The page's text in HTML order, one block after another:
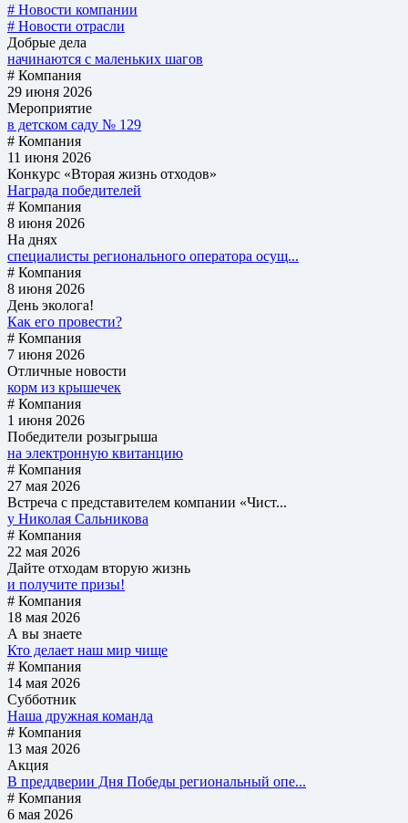
# Новости компании
# Новости отрасли
Добрые дела
начинаются с маленьких шагов
# Компания
29 июня 2026
Мероприятие
в детском саду № 129
# Компания
11 июня 2026
Конкурс «Вторая жизнь отходов»
Награда победителей
# Компания
8 июня 2026
На днях
специалисты регионального оператора осущ...
# Компания
8 июня 2026
День эколога!
Как его провести?
# Компания
7 июня 2026
Отличные новости
корм из крышечек
# Компания
1 июня 2026
Победители розыгрыша
на электронную квитанцию
# Компания
27 мая 2026
Встреча с представителем компании «Чист...
у Николая Сальникова
# Компания
22 мая 2026
Дайте отходам вторую жизнь
и получите призы!
# Компания
18 мая 2026
А вы знаете
Кто делает наш мир чище
# Компания
14 мая 2026
Субботник
Наша дружная команда
# Компания
13 мая 2026
Акция
В преддверии Дня Победы региональный опе...
# Компания
6 мая 2026